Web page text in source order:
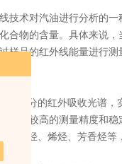
术对汽油进行分析的一
合物的含量。具体来说
品的红外线能量进行
组分的红外吸收光谱，
具有较高的测量精度和稳
烷烃、烯烃、芳香烃等
。